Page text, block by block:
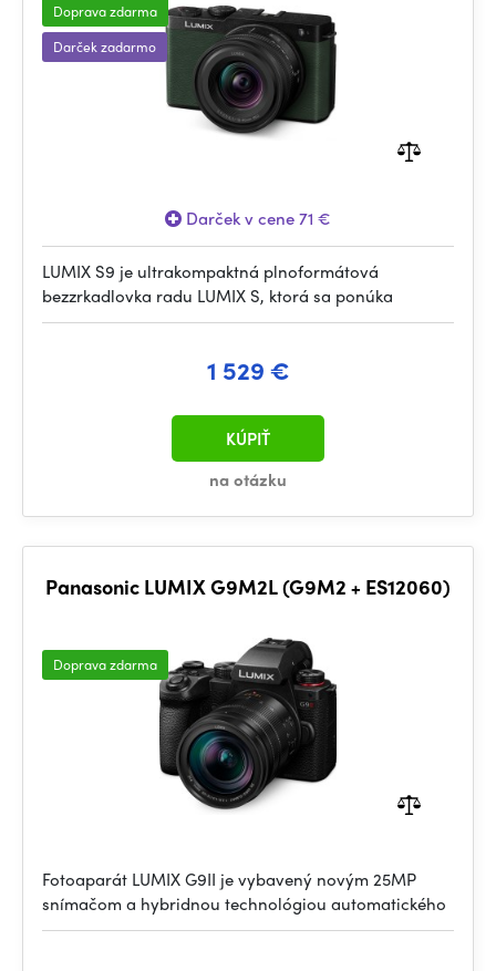
Doprava zdarma
Darček zadarmo
Darček v cene 71 €
LUMIX S9 je ultrakompaktná plnoformátová
bezzrkadlovka radu LUMIX S, ktorá sa ponúka
1 529 €
na otázku
KÚPIŤ
Panasonic LUMIX G9M2L (G9M2 + ES12060)
Doprava zdarma
Fotoaparát LUMIX G9II je vybavený novým 25MP
snímačom a hybridnou technológiou automatického